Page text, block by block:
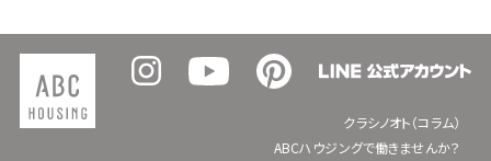
クラシノオト（コラム）
ABCハウジングで働きませんか？